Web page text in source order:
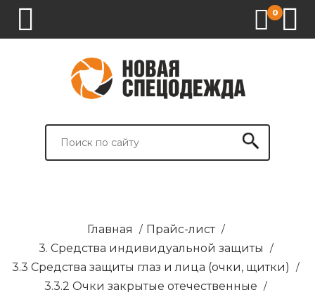
0
СПЕЦОДЕЖДА
СПЕЦОБУВЬ
СРЕДСТВА
ВСПОМОГАТЕЛЬНЫЕ
БРЕНДИРОВАНИЕ
Главная / Прайс-лист /
3. Средства индивидуальной защиты /
3.3 Средства защиты глаз и лица (очки, щитки) /
3.3.2 Очки закрытые отечественные /